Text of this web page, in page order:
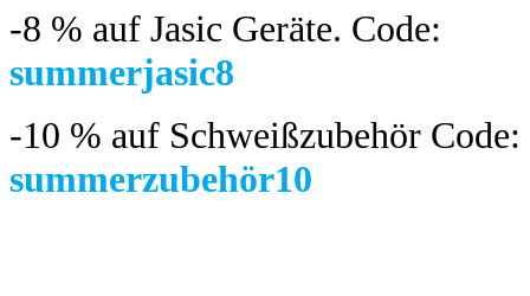
-8 % auf Jasic Geräte. Code:
summerjasic8
-10 % auf Schweißzubehör Code:
summerzubehör10